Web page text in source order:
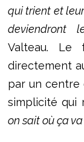
qui trient et
deviendront
Valteau. Le
directement
par un centre
simplicité qui
on sait où ça va